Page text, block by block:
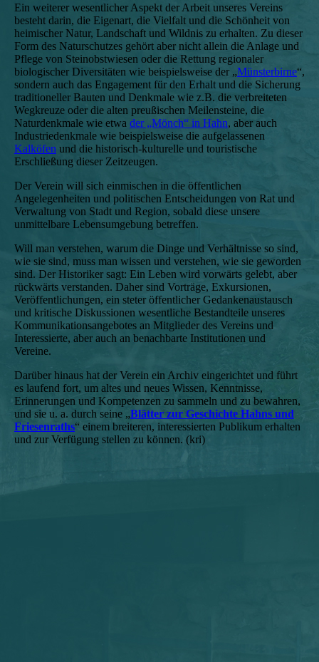
Ein weiterer wesentlicher Aspekt der Arbeit unseres Vereins
besteht darin, die Eigenart, die Vielfalt und die Schönheit von
heimischer Natur, Landschaft und Wildnis zu erhalten. Zu dieser
Form des Naturschutzes gehört aber nicht allein die Anlage und
Pflege von Steinobstwiesen oder die Rettung regionaler
biologischer Diversitäten wie beispielsweise der „Münsterbirne“,
sondern auch das Engagement für den Erhalt und die Sicherung
traditioneller Bauten und Denkmale wie z.B. die verbreiteten
Wegkreuze oder die alten preußischen Meilensteine, die
Naturdenkmale wie etwa der „Mönch“ in Hahn, aber auch
Industriedenkmale wie beispielsweise die aufgelassenen
Kalköfen und die historisch-kulturelle und touristische
Erschließung dieser Zeitzeugen.
Der Verein will sich einmischen in die öffentlichen
Angelegenheiten und politischen Entscheidungen von Rat und
Verwaltung von Stadt und Region, sobald diese unsere
unmittelbare Lebensumgebung betreffen.
Will man verstehen, warum die Dinge und Verhältnisse so sind,
wie sie sind, muss man wissen und verstehen, wie sie geworden
sind. Der Historiker sagt: Ein Leben wird vorwärts gelebt, aber
rückwärts verstanden. Daher sind Vorträge, Exkursionen,
Veröffentlichungen, ein steter öffentlicher Gedankenaustausch
und kritische Diskussionen wesentliche Bestandteile unseres
Kommunikationsangebotes an Mitglieder des Vereins und
Interessierte, aber auch an benachbarte Institutionen und
Vereine.
Darüber hinaus hat der Verein ein Archiv eingerichtet und führt
es laufend fort, um altes und neues Wissen, Kenntnisse,
Erinnerungen und Kompetenzen zu sammeln und zu bewahren,
und sie u. a. durch seine „Blätter zur Geschichte Hahns und
Friesenraths“ einem breiteren, interessierten Publikum erhalten
und zur Verfügung stellen zu können. (kri)